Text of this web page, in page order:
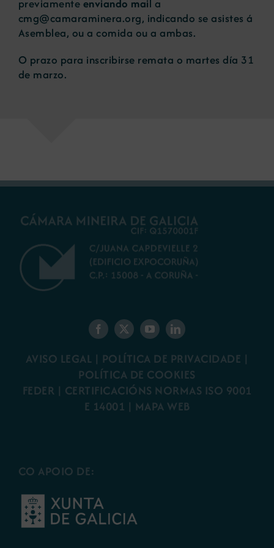
previamente enviando mail a
cmg@camaraminera.org, indicando se asistes á
Asemblea, ou a comida ou a ambas.
O prazo para inscribirse remata o martes día 31
de marzo.
AVISO LEGAL | POLÍTICA DE PRIVACIDADE |
POLÍTICA DE COOKIES
FEDER | CERTIFICACIÓNS NORMAS ISO 9001
E 14001 | MAPA WEB
CO APOIO DE: